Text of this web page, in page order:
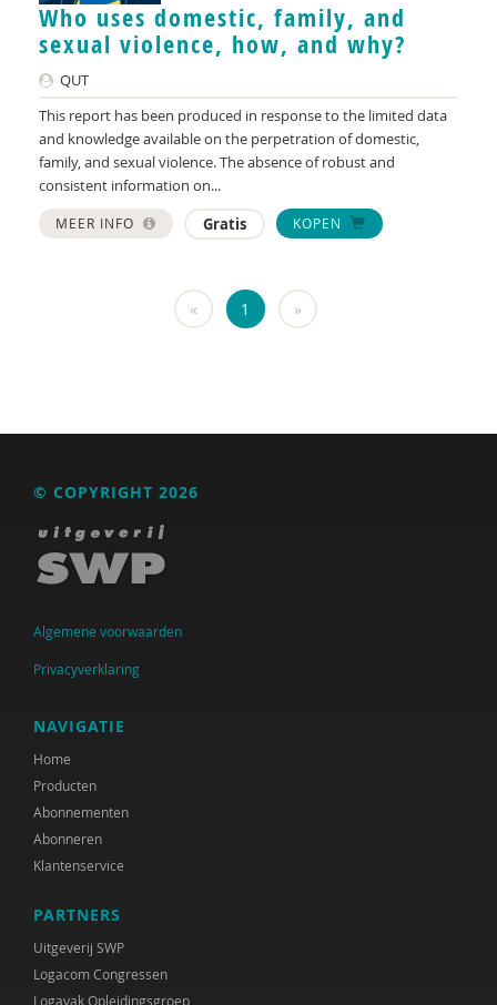
KNMG
Landelijk Kenniscentrum LVB
LIDIE
Maatschappelijk Impact Team
Mariëlle Bruning
Mentale gezondheidsnetwerken
Nederlandse Sportalliantie m.m.v. Stichting
Pharos
Raad voor Volksgezondheid & Samenleving
Ramirelsyla Eloise
Regioplan
United Nations Office for Disaster Risk Reduction
WRR
René .C. Hoksbergen
Jeugdautoriteit (JA)
Nederlandse Vereniging voor Obstetrie &
Gynaecologie (NVOG)
Who uses domestic, family, and
sexual violence, how, and why?
QUT
This report has been produced in response to the limited data
and knowledge available on the perpetration of domestic,
family, and sexual violence. The absence of robust and
consistent information on...
MEER INFO Gratis KOPEN
« 1 »
© COPYRIGHT 2026
Algemene voorwaarden
Privacyverklaring
NAVIGATIE
Home
Producten
Abonnementen
Abonneren
Klantenservice
PARTNERS
Uitgeverij SWP
Logacom Congressen
Logavak Opleidingsgroep